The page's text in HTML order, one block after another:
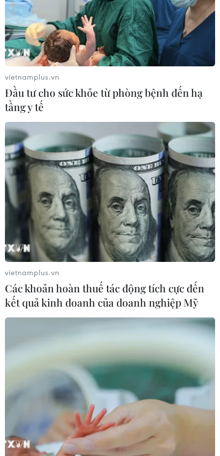
trong ASEAN và là một trong những nền kinh tế có tốc
độ tăng trưởng nhanh nhất, có khả năng mang lại nhiều
cơ hội đầu tư cho các doanh nghiệp Canada.
vietnamplus.vn
Đầu tư cho sức khỏe từ phòng bệnh đến hạ
tầng y tế
vietnamplus.vn
Các khoản hoàn thuế tác động tích cực đến
kết quả kinh doanh của doanh nghiệp Mỹ